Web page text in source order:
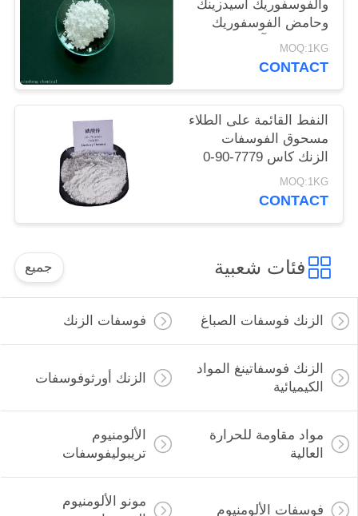
والفوسفوريك أسيدزينك
وحامض الفوسفوريك
المضادة للتآكل الطلاء
للصلب
MOQ:1KG
CONTACT
النفط القائمة على الطلاء
مسحوق الفوسفات
الزنك كاس 7779-90-0
للسفن والصلب الهياكل
حماية
MOQ:1KG
CONTACT
فئات شعبية جميع
الزنك فوسفات الصباغ فوسفات الزنك
الزنك فوسفاتينغ المواد
الكيميائية
الزنك أورثوفوسفات
مواد مقاومة للحرارة
العالية
الألومنيوم
تريبوليفوسفات
فوسفات الألومنيوم
مونو الألومنيوم